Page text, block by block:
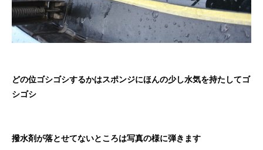
どの位ゴシゴシするかはスポンジにほんの少し水気を持たしてゴ
シゴシ
撥水剤が落とせてないところは写真の様に弾きます